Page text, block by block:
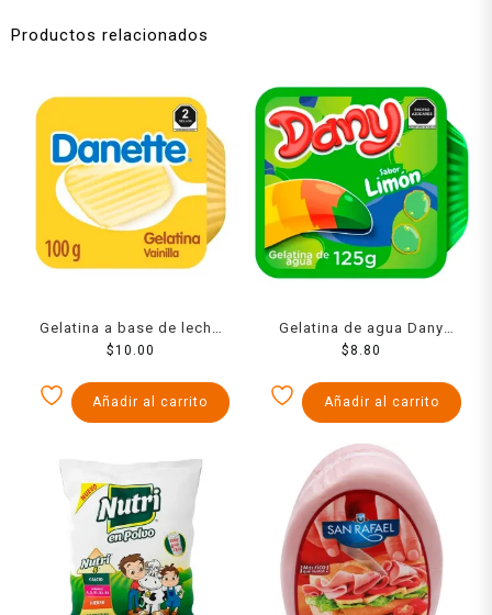
Productos relacionados
Gelatina a base de leche
Danette sabor vainilla 100
$10.00
Añadir al carrito
Gelatina de agua Dany
sabor limón 125 g
$ 8.80
Añadir al carrito